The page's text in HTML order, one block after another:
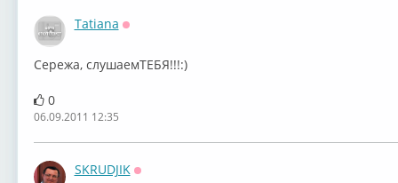
Tatiana
Сережа, слушаемТЕБЯ!!!:)
0
06.09.2011 12:35
SKRUDJIK